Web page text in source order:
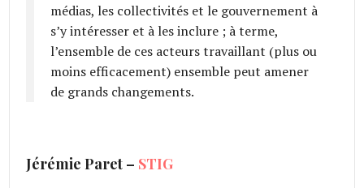
médias, les collectivités et le gouvernement à
s’y intéresser et à les inclure ; à terme,
l’ensemble de ces acteurs travaillant (plus ou
moins efficacement) ensemble peut amener
de grands changements.
Jérémie Paret – STIG